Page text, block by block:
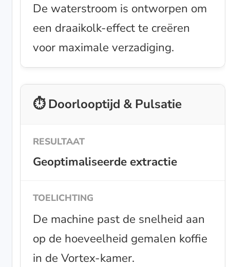
De waterstroom is ontworpen om
een draaikolk-effect te creëren
voor maximale verzadiging.
⏱️ Doorlooptijd & Pulsatie
Geoptimaliseerde extractie
De machine past de snelheid aan
op de hoeveelheid gemalen koffie
in de Vortex-kamer.